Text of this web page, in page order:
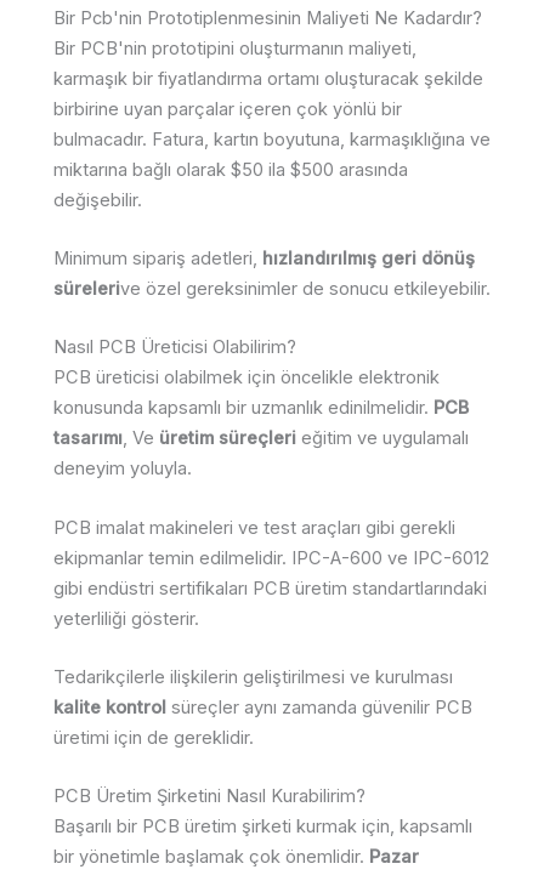
Bir Pcb'nin Prototiplenmesinin Maliyeti Ne Kadardır?
Bir PCB'nin prototipini oluşturmanın maliyeti,
karmaşık bir fiyatlandırma ortamı oluşturacak şekilde
birbirine uyan parçalar içeren çok yönlü bir
bulmacadır. Fatura, kartın boyutuna, karmaşıklığına ve
miktarına bağlı olarak $50 ila $500 arasında
değişebilir.
Minimum sipariş adetleri, hızlandırılmış geri dönüş
sürelerive özel gereksinimler de sonucu etkileyebilir.
Nasıl PCB Üreticisi Olabilirim?
PCB üreticisi olabilmek için öncelikle elektronik
konusunda kapsamlı bir uzmanlık edinilmelidir. PCB
tasarımı, Ve üretim süreçleri eğitim ve uygulamalı
deneyim yoluyla.
PCB imalat makineleri ve test araçları gibi gerekli
ekipmanlar temin edilmelidir. IPC-A-600 ve IPC-6012
gibi endüstri sertifikaları PCB üretim standartlarındaki
yeterliliği gösterir.
Tedarikçilerle ilişkilerin geliştirilmesi ve kurulması
kalite kontrol süreçler aynı zamanda güvenilir PCB
üretimi için de gereklidir.
PCB Üretim Şirketini Nasıl Kurabilirim?
Başarılı bir PCB üretim şirketi kurmak için, kapsamlı
bir yönetimle başlamak çok önemlidir. Pazar